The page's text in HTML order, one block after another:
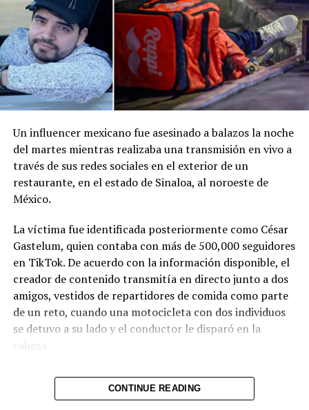
Me gusta esto:
Un influencer mexicano fue asesinado a balazos la noche
del martes mientras realizaba una transmisión en vivo a
través de sus redes sociales en el exterior de un
restaurante, en el estado de Sinaloa, al noroeste de
México.
La víctima fue identificada posteriormente como César
Gastelum, quien contaba con más de 500,000 seguidores
en TikTok. De acuerdo con la información disponible, el
creador de contenido transmitía en directo junto a dos
amigos, vestidos de repartidores de comida como parte
de un reto, cuando una motocicleta con dos individuos
se detuvo a su lado y el conductor le disparó en la
cabeza.
Tras el ataque, la transmisión se interrumpió de
inmediato. Posteriormente, el video fue retirado de la
CONTINUE READING